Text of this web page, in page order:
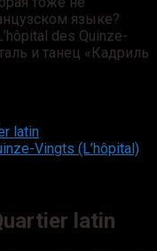
языке?
des Quinze-
и танец «Кадриль
latin
Vingts (L’hôpital)
latin